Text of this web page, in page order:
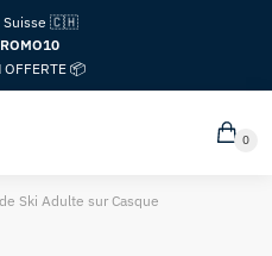
Suisse 🇨🇭
📦
0
Ski Adulte sur Casque